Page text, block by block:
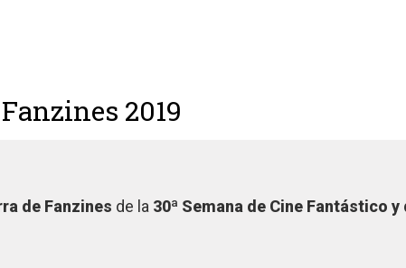
2019
de Fanzines de la 30ª Semana de Cine Fantástico